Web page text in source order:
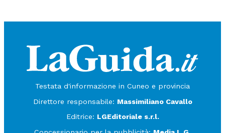
Testata d'informazione in Cuneo e provincia
Direttore responsabile: Massimiliano Cavallo
Editrice: LGEditoriale s.r.l.